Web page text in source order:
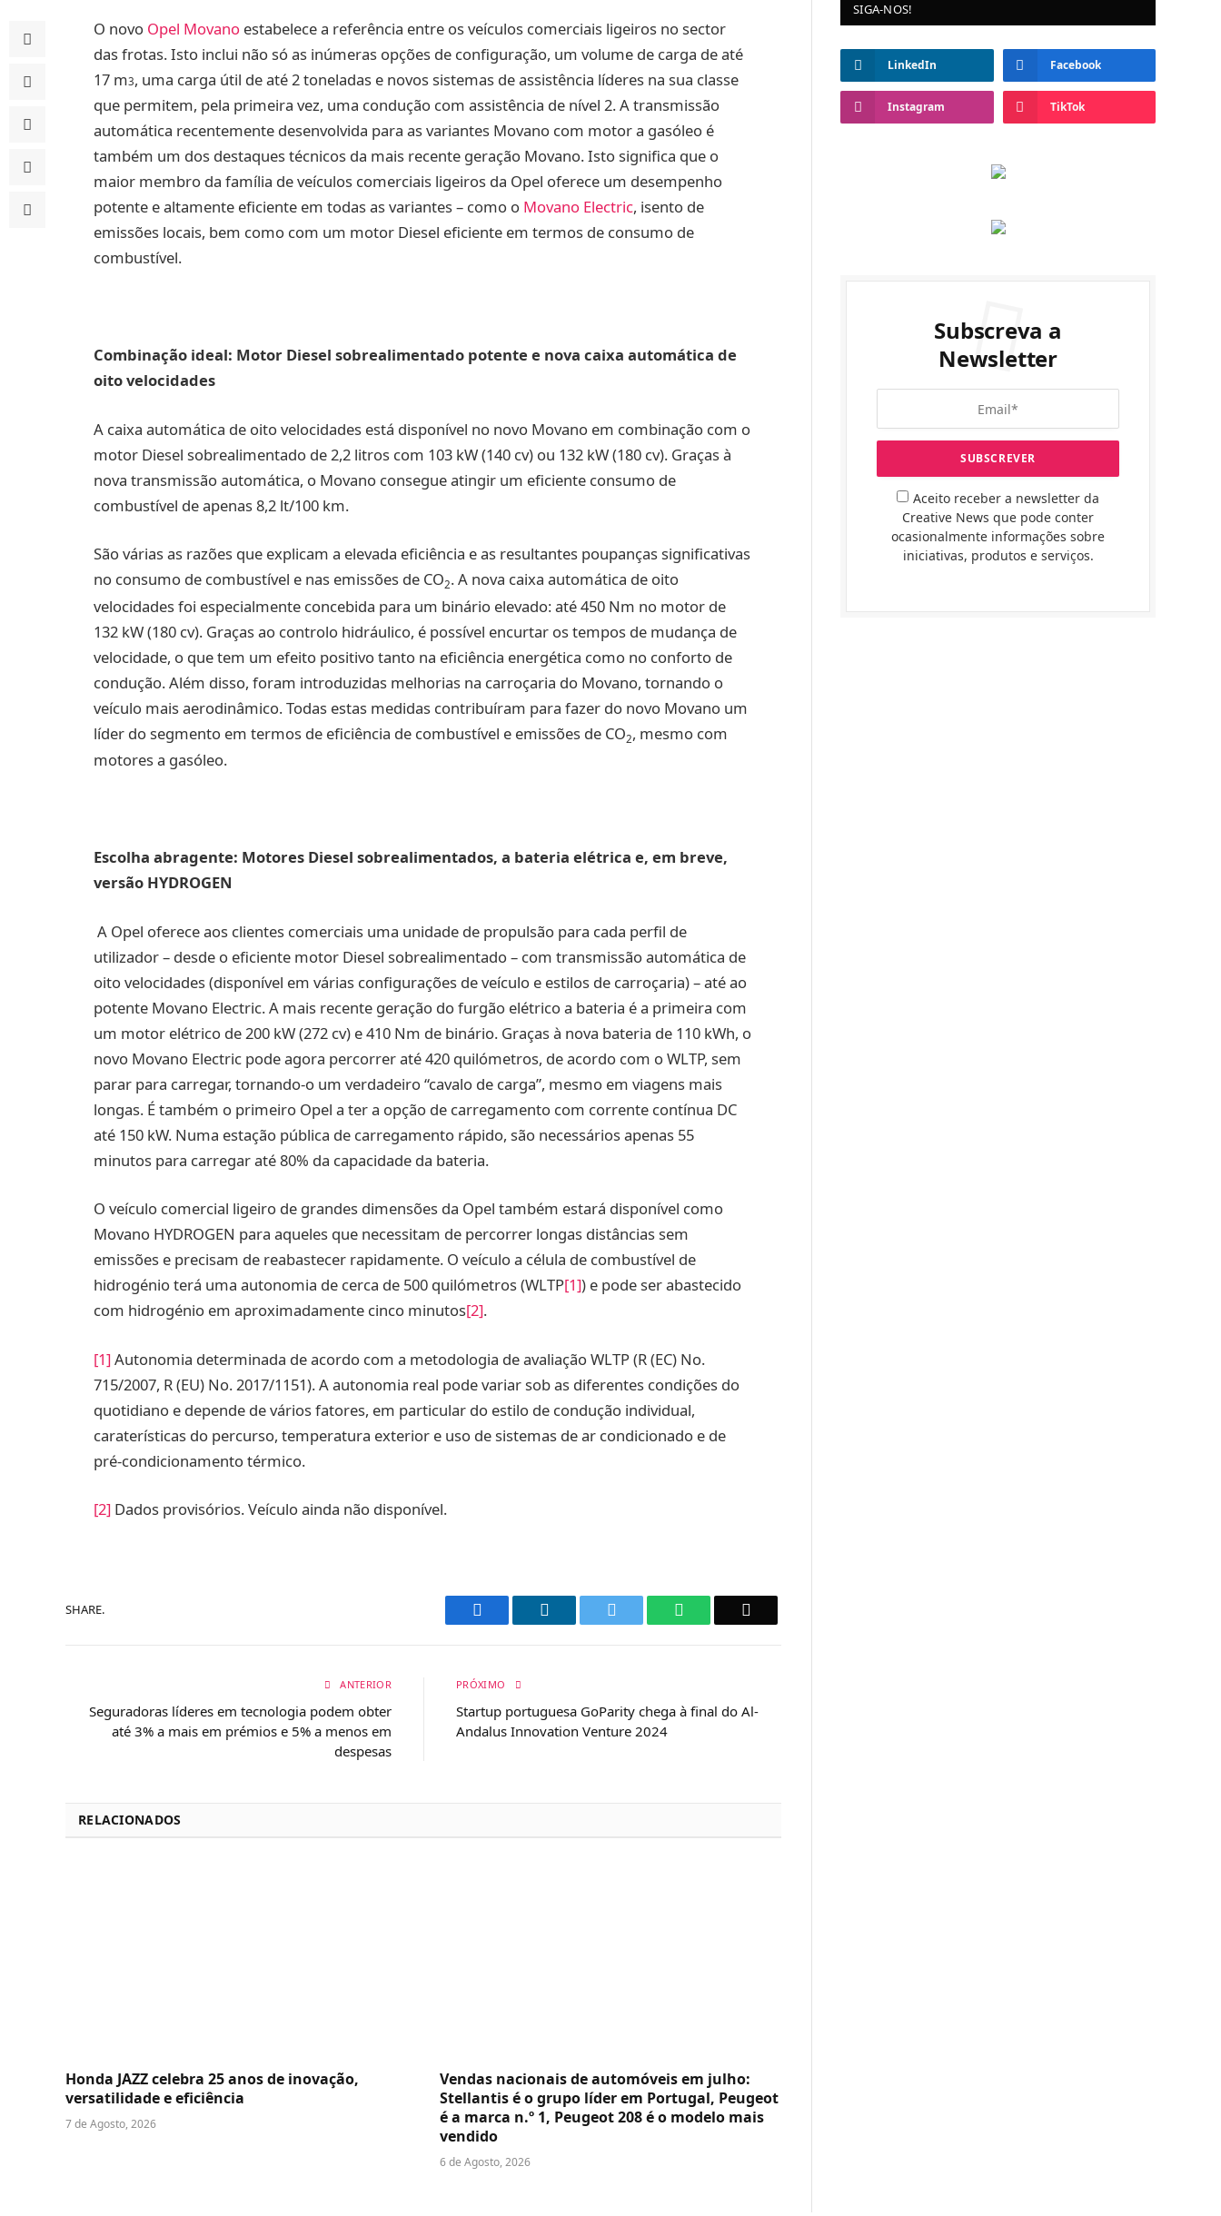
O novo Opel Movano estabelece a referência entre os veículos comerciais ligeiros no sector
das frotas. Isto inclui não só as inúmeras opções de configuração, um volume de carga de até
17 m3, uma carga útil de até 2 toneladas e novos sistemas de assistência líderes na sua classe
que permitem, pela primeira vez, uma condução com assistência de nível 2. A transmissão
automática recentemente desenvolvida para as variantes Movano com motor a gasóleo é
também um dos destaques técnicos da mais recente geração Movano. Isto significa que o
maior membro da família de veículos comerciais ligeiros da Opel oferece um desempenho
potente e altamente eficiente em todas as variantes – como o Movano Electric, isento de
emissões locais, bem como com um motor Diesel eficiente em termos de consumo de
combustível.
Combinação ideal: Motor Diesel sobrealimentado potente e nova caixa automática de
oito velocidades
A caixa automática de oito velocidades está disponível no novo Movano em combinação com o
motor Diesel sobrealimentado de 2,2 litros com 103 kW (140 cv) ou 132 kW (180 cv). Graças à
nova transmissão automática, o Movano consegue atingir um eficiente consumo de
combustível de apenas 8,2 lt/100 km.
São várias as razões que explicam a elevada eficiência e as resultantes poupanças significativas
no consumo de combustível e nas emissões de CO2. A nova caixa automática de oito
velocidades foi especialmente concebida para um binário elevado: até 450 Nm no motor de
132 kW (180 cv). Graças ao controlo hidráulico, é possível encurtar os tempos de mudança de
velocidade, o que tem um efeito positivo tanto na eficiência energética como no conforto de
condução. Além disso, foram introduzidas melhorias na carroçaria do Movano, tornando o
veículo mais aerodinâmico. Todas estas medidas contribuíram para fazer do novo Movano um
líder do segmento em termos de eficiência de combustível e emissões de CO2, mesmo com
motores a gasóleo.
Escolha abragente: Motores Diesel sobrealimentados, a bateria elétrica e, em breve,
versão HYDROGEN
A Opel oferece aos clientes comerciais uma unidade de propulsão para cada perfil de
utilizador – desde o eficiente motor Diesel sobrealimentado – com transmissão automática de
oito velocidades (disponível em várias configurações de veículo e estilos de carroçaria) – até ao
potente Movano Electric. A mais recente geração do furgão elétrico a bateria é a primeira com
um motor elétrico de 200 kW (272 cv) e 410 Nm de binário. Graças à nova bateria de 110 kWh, o
novo Movano Electric pode agora percorrer até 420 quilómetros, de acordo com o WLTP, sem
parar para carregar, tornando-o um verdadeiro “cavalo de carga”, mesmo em viagens mais
longas. É também o primeiro Opel a ter a opção de carregamento com corrente contínua DC
até 150 kW. Numa estação pública de carregamento rápido, são necessários apenas 55
minutos para carregar até 80% da capacidade da bateria.
O veículo comercial ligeiro de grandes dimensões da Opel também estará disponível como
Movano HYDROGEN para aqueles que necessitam de percorrer longas distâncias sem
emissões e precisam de reabastecer rapidamente. O veículo a célula de combustível de
hidrogénio terá uma autonomia de cerca de 500 quilómetros (WLTP[1]) e pode ser abastecido
com hidrogénio em aproximadamente cinco minutos[2].
[1]Autonomia determinada de acordo com a metodologia de avaliação WLTP (R (EC) No.
715/2007, R (EU) No. 2017/1151). A autonomia real pode variar sob as diferentes condições do
quotidiano e depende de vários fatores, em particular do estilo de condução individual,
caraterísticas do percurso, temperatura exterior e uso de sistemas de ar condicionado e de
pré-condicionamento térmico.
[2] Dados provisórios. Veículo ainda não disponível.
SHARE. Facebook LinkedIn WhatsApp
ANTERIOR
Seguradoras líderes em tecnologia podem obter
até 3% a mais em prémios e 5% a menos em
despesas
PRÓXIMO
Startup portuguesa GoParity chega à final do Al-
Andalus Innovation Venture 2024
RELACIONADOS
Honda JAZZ celebra 25 anos de inovação,
versatilidade e eficiência
7 de Agosto, 2026
Vendas nacionais de automóveis em julho:
Stellantis é o grupo líder em Portugal, Peugeot
é a marca n.º 1, Peugeot 208 é o modelo mais
vendido
6 de Agosto, 2026
SIGA-NOS!
LinkedIn Facebook
Instagram TikTok
Subscreva a
Newsletter
Aceito receber a newsletter da
Creative News que pode conter
ocasionalmente informações sobre
iniciativas, produtos e serviços.